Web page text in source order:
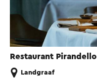
Restaurant Pirandello
Landgraaf